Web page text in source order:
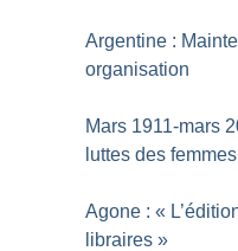
Argentine :
organisation
Mars 1911-mars
luttes des femmes
Agone : «
libraires »